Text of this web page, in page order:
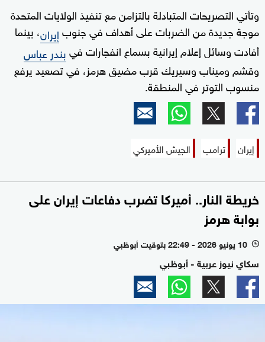
وتأتي التصريحات المتبادلة بالتزامن مع تنفيذ الولايات المتحدة
موجة جديدة من الضربات على أهداف في جنوبإيران، بينما
أفادت وسائل إعلام إيرانية بسماع انفجارات فيبندر عباس
وقشم وميناب وسيريك قرب مضيق هرمز، في تصعيد يرفع
منسوب التوتر في المنطقة.
إيران ترامب الجيش الأميركي
خريطة النار.. أميركا تضرب دفاعات إيران على
بوابة هرمز
l 10 يونيو 2026 - 22:49 بتوقيت أبوظبي
سكاي نيوز عربية - أبوظبي